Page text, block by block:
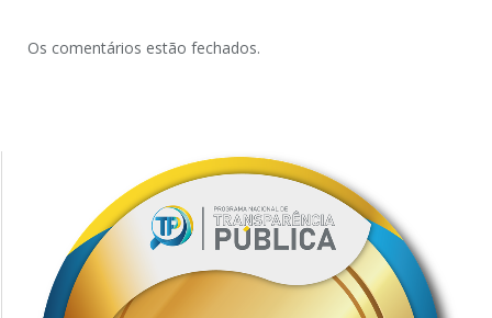
Os comentários estão fechados.